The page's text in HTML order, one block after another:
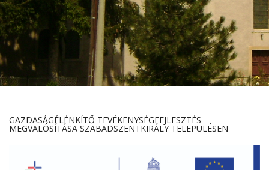
GAZDASÁGÉLÉNKÍTŐ TEVÉKENYSÉGFEJLESZTÉS
MEGVALÓSÍTÁSA SZABADSZENTKIRÁLY TELEPÜLÉSEN